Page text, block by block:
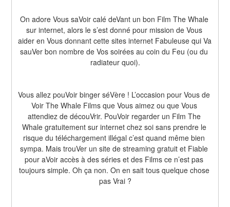
On adore Vous saVoir calé deVant un bon Film The Whale
sur internet, alors le s’est donné pour mission de Vous
aider en Vous donnant cette sites internet Fabuleuse qui Va
sauVer bon nombre de Vos soirées au coin du Feu (ou du
radiateur quoi).
Vous allez pouVoir binger séVère ! L’occasion pour Vous de
Voir The Whale Films que Vous aimez ou que Vous
attendiez de découVrir. PouVoir regarder un Film The
Whale gratuitement sur internet chez soi sans prendre le
risque du téléchargement illégal c’est quand même bien
sympa. Mais trouVer un site de streaming gratuit et Fiable
pour aVoir accès à des séries et des Films ce n’est pas
toujours simple. Oh ça non. On en sait tous quelque chose
pas Vrai ?